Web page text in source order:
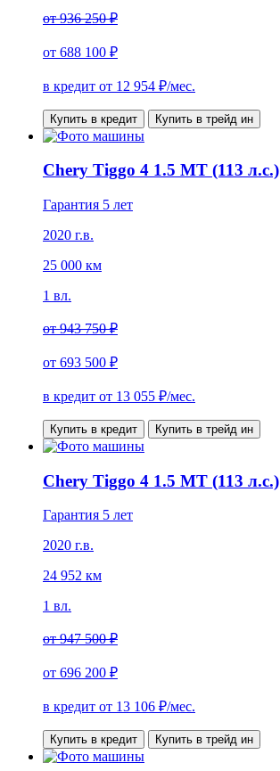
от936 250 ₽
от 688 100 ₽
в кредит от 12 954 ₽/мес.
Купить в кредит Купить в трейд ин
Chery Tiggo 4 1.5 MT (113 л.с.)
Гарантия 5 лет
2020 г.в.
25 000 км
1 вл.
от943 750 ₽
от 693 500 ₽
в кредит от 13 055 ₽/мес.
Купить в кредит Купить в трейд ин
Chery Tiggo 4 1.5 MT (113 л.с.)
Гарантия 5 лет
2020 г.в.
24 952 км
1 вл.
от947 500 ₽
от 696 200 ₽
в кредит от 13 106 ₽/мес.
Купить в кредит Купить в трейд ин